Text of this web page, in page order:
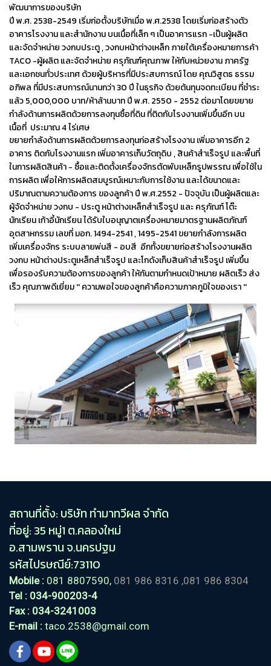
พัฒนาการของบริษัท
ปี พ.ศ. 2538-2549 เริ่มก่อตั้งบริษัทเมื่อ พ.ศ.2538 โดยเริ่มก่อสร้างตัว
อาคารโรงงาน และสำนักงาน บนเนื้อที่เล็ก ๆ เป็นอาคารแรก -เป็นผู้ผลิต
และจัดจำหน่าย วงกบประตู , วงกบหน้าต่างเหล็ก ภายใต้เครื่องหมายการค้า
TACO -ผู้ผลิต และจัดจำหน่าย ครุภัณฑ์คุณภาพ ให้กับหน่วยงาน ภาครัฐ
และเอกชนทั่วประเทศ ด้วยผู้บริหารที่มีประสบการณ์ โดย คุณวิสูตธ ธรรม
อภิพล ที่มีประสบการณ์นานกว่า 30 ปี ในธุรกิจ ด้วยต้นทุนจดทะเบียน ที่ชำระ
แล้ว 5,000,000 บาท/ห้าล้านบาท ปี พ.ศ. 2550 - 2552 ต่อมาโดยขยาย
กำลังด้านการผลิตด้วยการลงทุนซื้อที่ดินที่ติดกับโรงงานเพิ่มขึ้นอีก บน
เนื้อที่ ประมาณ 4 ไร่เศษ
ขยายกำลังด้านการผลิตด้วยการลงทุนก่อสร้างโรงงาน เพิ่มอาคารอีก 2
อาคาร ติดกับโรงงานแรก เพิ่มอาคารเก็บวัตถุดิบ , สินค้าสำเร็จรูป และพื้นที่
ในการผลิตสินค้า - ซื้อและติดตั้งเครื่องจักรตัดพับเหล็กรูปพรรณ เพื่อใช้ใน
การผลิต เพื่อให้การผลิตสมบูรณ์เหมาะกับการใช้งาน และได้ขนาดและ
ปริมาณตามความต้องการ ของลูกค้า ปี พ.ศ.2552 - ปัจจุบัน เป็นผู้ผลิตและ
ผู้จัดจำหน่าย วงกบ - ประตู หน้าต่างเหล็กสำเร็จรูป และ ครุภัณฑ์ โต๊ะ
นักเรียน เก้าอี้นักเรียน ได้รับใบอนุญาตเครื่องหมายมาตรฐานผลิตภัณฑ์
อุตสาหกรรม เลขที่ มอก. 1494-2541 , 1495-2541 ขยายกำลังการผลิต
เพิ่มเครื่องจักร ระบบลายพ่นสี - อบสี อีกทั้งขยายก่อสร้างโรงงานผลิต
วงกบ หน้าต่างประตูเหล็กสำเร็จรูป และโกดังเก็บสินค้าสำเร็จรูป เพิ่มขึ้น
เพื่อรองรับความต้องการของลูกค้า ให้ทันตามกำหนดเป้าหมาย ผลิตเร็ว ส่ง
เร็ว คุณภาพดีเยี่ยม '' ความพอใจของลูกค้าคือความภาคภูมิใจของเรา ''
สถานที่ตั้ง: บริษัท ทำมาทวีผล จำกัด
ที่อยู่: 35 หมู่1 ต.คลองใหม่
อ.สามพราน จ.นครปฐม
รหัสไปรษณีย์:73110
Mobile : 081 8807590, 081 986 8316 ,081 986 8304
Tel : 034-900203-4
Fax : 034-3241003
E-mail : taco.2538@gmail.com